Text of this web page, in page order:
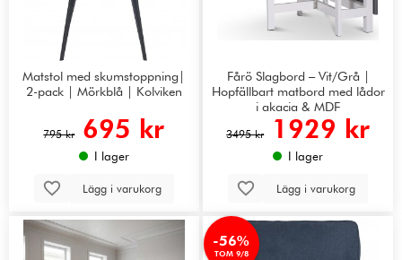
Matstol med skumstoppning|
2-pack | Mörkblå | Kolviken
795 kr 695 kr
I lager
Lägg i varukorg
Fårö Slagbord – Vit/Grå |
Hopfällbart matbord med lådor
i akacia & MDF
3495 kr 1929 kr
I lager
Lägg i varukorg
-56%
TOM 9/8